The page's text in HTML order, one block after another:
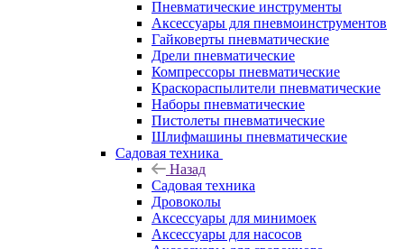
Пневматические инструменты
Аксессуары для пневмоинструментов
Гайковерты пневматические
Дрели пневматические
Компрессоры пневматические
Краскораспылители пневматические
Наборы пневматические
Пистолеты пневматические
Шлифмашины пневматические
Садовая техника
Назад
Садовая техника
Дровоколы
Аксессуары для минимоек
Аксессуары для насосов